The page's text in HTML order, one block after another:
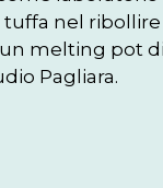
tuffa nel
melting pot
Pagliara.